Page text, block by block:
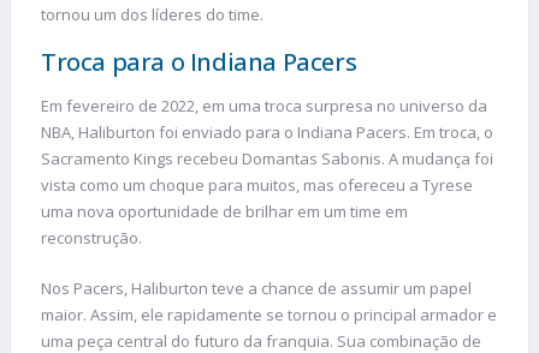
tornou um dos líderes do time.
Troca para o Indiana Pacers
Em fevereiro de 2022, em uma troca surpresa no universo da
NBA, Haliburton foi enviado para o Indiana Pacers. Em troca, o
Sacramento Kings recebeu Domantas Sabonis. A mudança foi
vista como um choque para muitos, mas ofereceu a Tyrese
uma nova oportunidade de brilhar em um time em
reconstrução.
Nos Pacers, Haliburton teve a chance de assumir um papel
maior. Assim, ele rapidamente se tornou o principal armador e
uma peça central do futuro da franquia. Sua combinação de